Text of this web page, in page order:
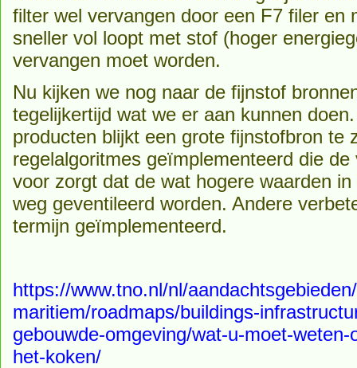
filter wel vervangen door een F7 filer en
sneller vol loopt met stof (hoger
vervangen moet worden.
Nu kijken we nog naar de fijnstof
tegelijkertijd wat we er aan kunnen
producten blijkt een grote fijnstofbron te
regelalgoritmes geïmplementeerd die
voor zorgt dat de wat hogere waarden
weg geventileerd worden. Andere
termijn geïmplementeerd.
https://www.tno.nl/nl/
maritiem/roadmaps/buildings-
gebouwde-omgeving/wat-u-moet-
het-koken/